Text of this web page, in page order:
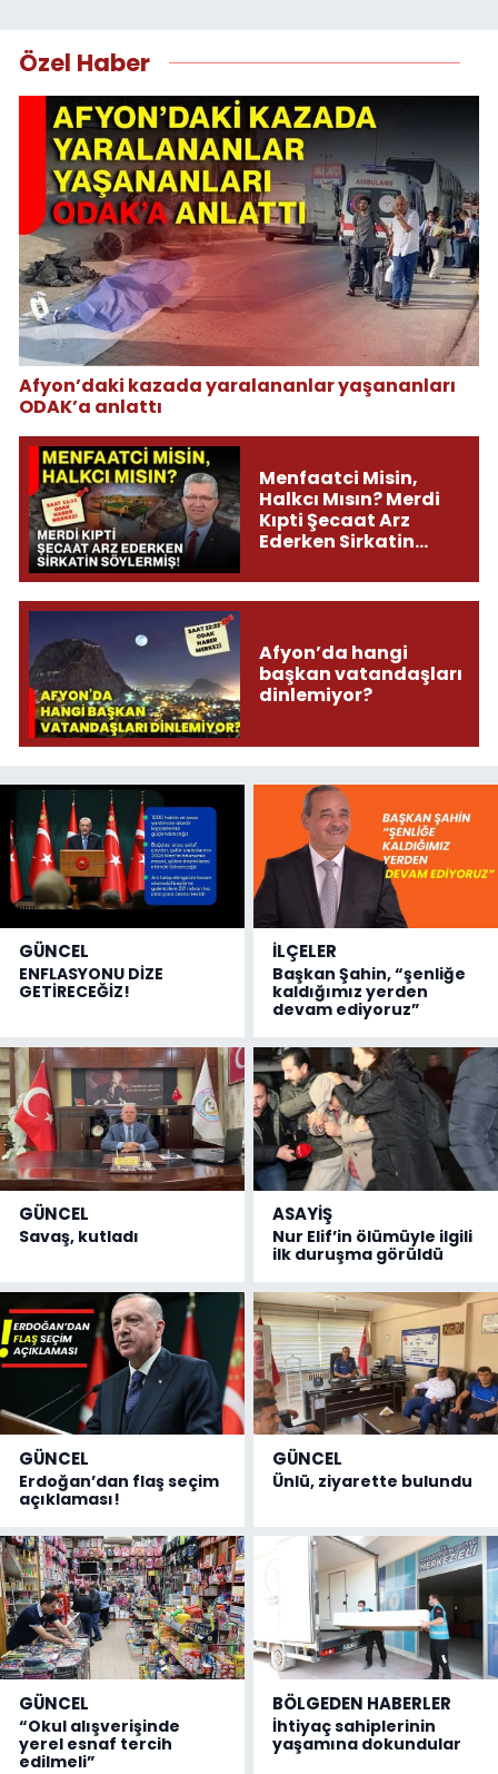
Özel Haber
Afyon’daki kazada yaralananlar yaşananları
ODAK’a anlattı
Menfaatci Misin,
Halkcı Mısın? Merdi
Kıpti Şecaat Arz
Ederken Sirkatin
Afyon’da hangi
başkan vatandaşları
dinlemiyor?
GÜNCEL
ENFLASYONU DİZE
GETİRECEĞİZ!
İLÇELER
Başkan Şahin, “şenliğe
kaldığımız yerden
devam ediyoruz”
GÜNCEL
Savaş, kutladı
ASAYİŞ
Nur Elif’in ölümüyle ilgili
ilk duruşma görüldü
GÜNCEL
Erdoğan’dan flaş seçim
açıklaması!
GÜNCEL
Ünlü, ziyarette bulundu
GÜNCEL
“Okul alışverişinde
yerel esnaf tercih
edilmeli”
BÖLGEDEN HABERLER
İhtiyaç sahiplerinin
yaşamına dokundular